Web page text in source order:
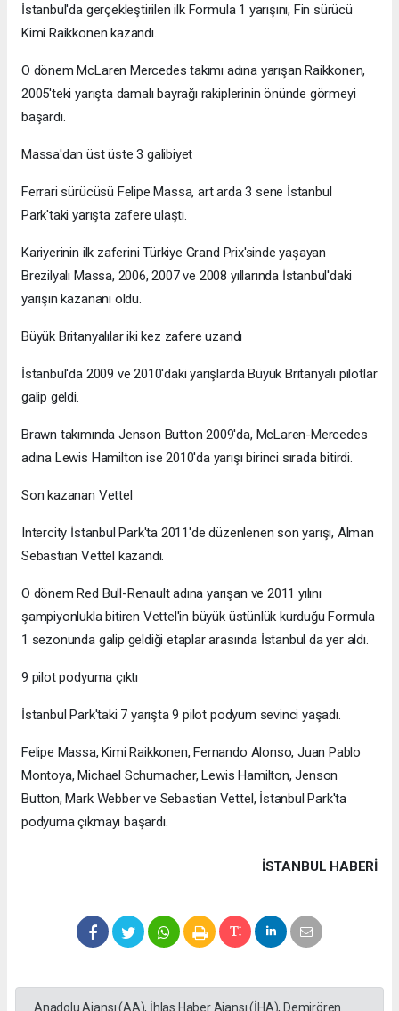
İstanbul'da gerçekleştirilen ilk Formula 1 yarışını, Fin sürücü
Kimi Raikkonen kazandı.
O dönem McLaren Mercedes takımı adına yarışan Raikkonen,
2005'teki yarışta damalı bayrağı rakiplerinin önünde görmeyi
başardı.
Massa'dan üst üste 3 galibiyet
Ferrari sürücüsü Felipe Massa, art arda 3 sene İstanbul
Park'taki yarışta zafere ulaştı.
Kariyerinin ilk zaferini Türkiye Grand Prix'sinde yaşayan
Brezilyalı Massa, 2006, 2007 ve 2008 yıllarında İstanbul'daki
yarışın kazananı oldu.
Büyük Britanyalılar iki kez zafere uzandı
İstanbul'da 2009 ve 2010'daki yarışlarda Büyük Britanyalı pilotlar
galip geldi.
Brawn takımında Jenson Button 2009'da, McLaren-Mercedes
adına Lewis Hamilton ise 2010'da yarışı birinci sırada bitirdi.
Son kazanan Vettel
Intercity İstanbul Park'ta 2011'de düzenlenen son yarışı, Alman
Sebastian Vettel kazandı.
O dönem Red Bull-Renault adına yarışan ve 2011 yılını
şampiyonlukla bitiren Vettel'in büyük üstünlük kurduğu Formula
1 sezonunda galip geldiği etaplar arasında İstanbul da yer aldı.
9 pilot podyuma çıktı
İstanbul Park'taki 7 yarışta 9 pilot podyum sevinci yaşadı.
Felipe Massa, Kimi Raikkonen, Fernando Alonso, Juan Pablo
Montoya, Michael Schumacher, Lewis Hamilton, Jenson
Button, Mark Webber ve Sebastian Vettel, İstanbul Park'ta
podyuma çıkmayı başardı.
İSTANBUL HABERİ
Anadolu Ajansı (AA), İhlas Haber Ajansı (İHA), Demirören